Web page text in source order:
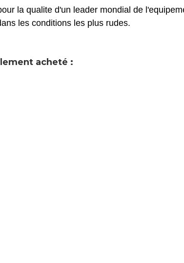
la qualite d'un leader mondial de
les conditions les plus rudes.
acheté :